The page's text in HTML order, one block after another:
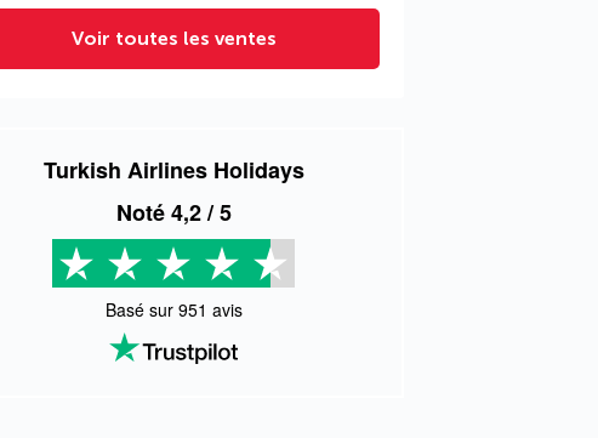
Voir toutes les ventes
Turkish Airlines Holidays
Noté4,2/ 5
Basé sur 951 avis